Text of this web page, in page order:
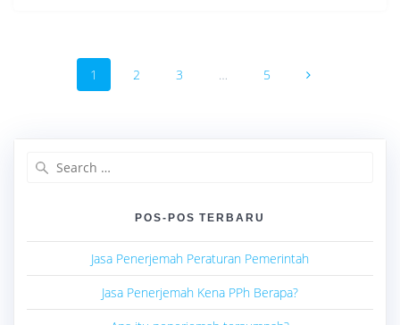
Posts
navigation
Page
1 Page
2 Page
3 … Page
5
POS-POS TERBARU
Jasa Penerjemah Peraturan Pemerintah
Jasa Penerjemah Kena PPh Berapa?